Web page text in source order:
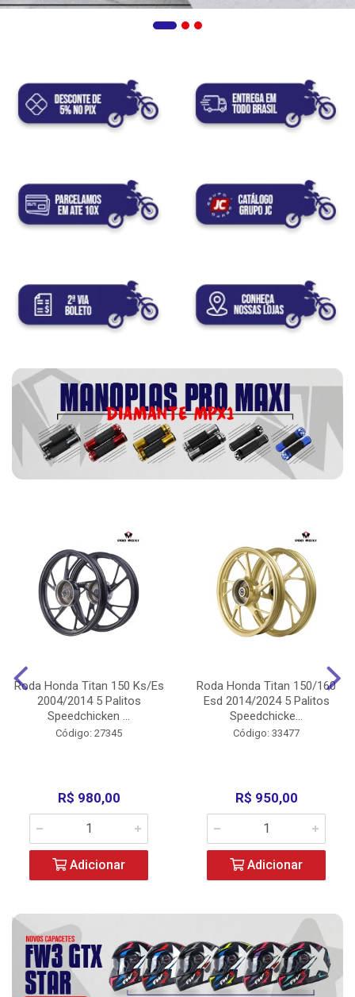
Roda Honda Titan 150 Ks/Es
2004/2014 5 Palitos
Speedchicken ...
Código: 27345
R$ 980,00
Adicionar
Roda Honda Titan 150/160
Esd 2014/2024 5 Palitos
Speedchicke...
Código: 33477
R$ 950,00
Adicionar